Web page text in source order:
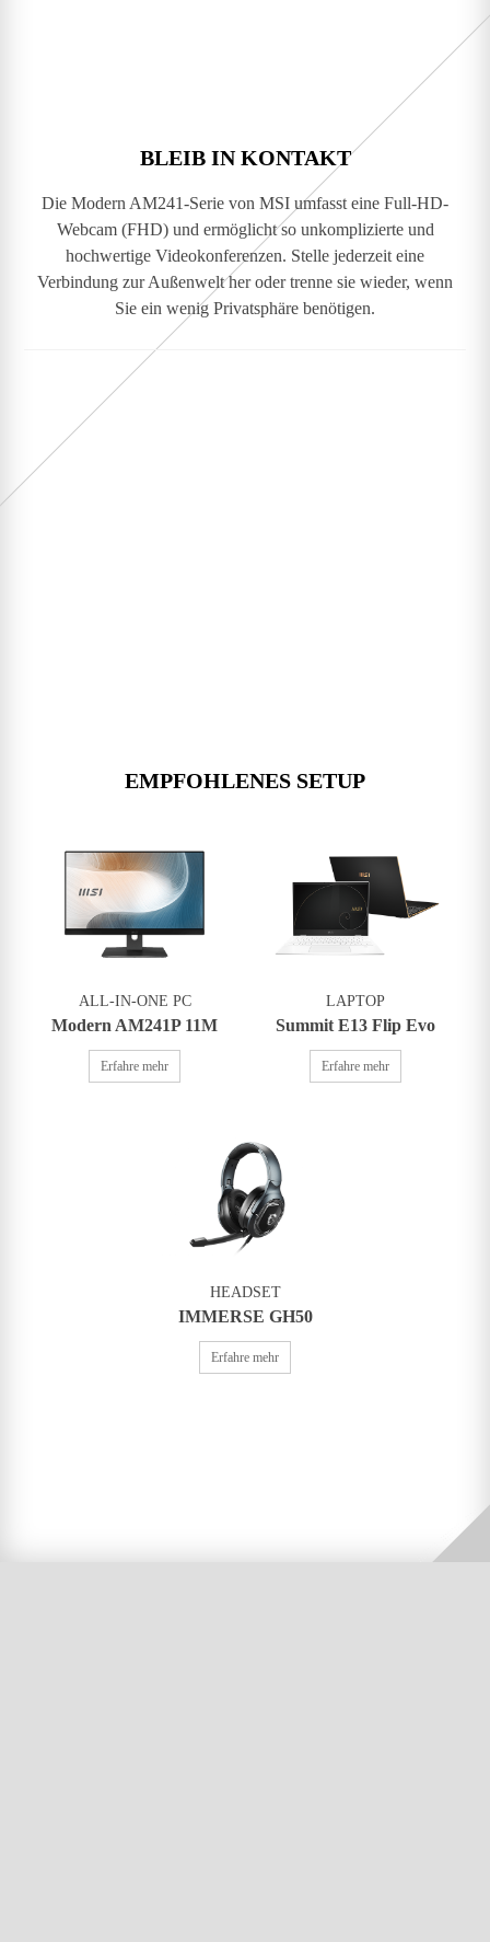
BLEIB IN KONTAKT
Die Modern AM241-Serie von MSI umfasst eine Full-HD-
Webcam (FHD) und ermöglicht so unkomplizierte und
hochwertige Videokonferenzen. Stelle jederzeit eine
Verbindung zur Außenwelt her oder trenne sie wieder, wenn
Sie ein wenig Privatsphäre benötigen.
EMPFOHLENES SETUP
ALL-IN-ONE PC
Modern AM241P 11M
Erfahre mehr
LAPTOP
Summit E13 Flip Evo
Erfahre mehr
HEADSET
IMMERSE GH50
Erfahre mehr